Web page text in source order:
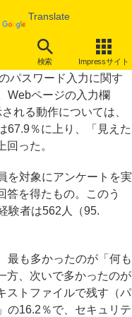
Translate
検索 Impressサイト
いい」が67.9％
パスワード入力に関す
Webページの入力欄
れる動作については、
67.9％に上り、「見えた
った。
を対象にアンケートを実
答を得たもの。このう
験者は562人（95.
も多かったのが「何も
方、次いで多かったのが
ストファイルで残す（パ
の16.2％で、セキュリテ